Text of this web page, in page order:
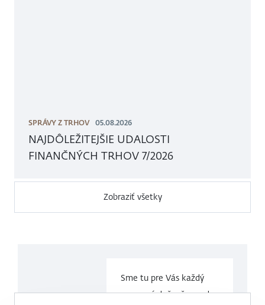
SPRÁVY Z TRHOV 05.08.2026
NAJDÔLEŽITEJŠIE UDALOSTI
FINANČNÝCH TRHOV 7/2026
Zobraziť všetky
Sme tu pre Vás každý
pracovný deň v časeod